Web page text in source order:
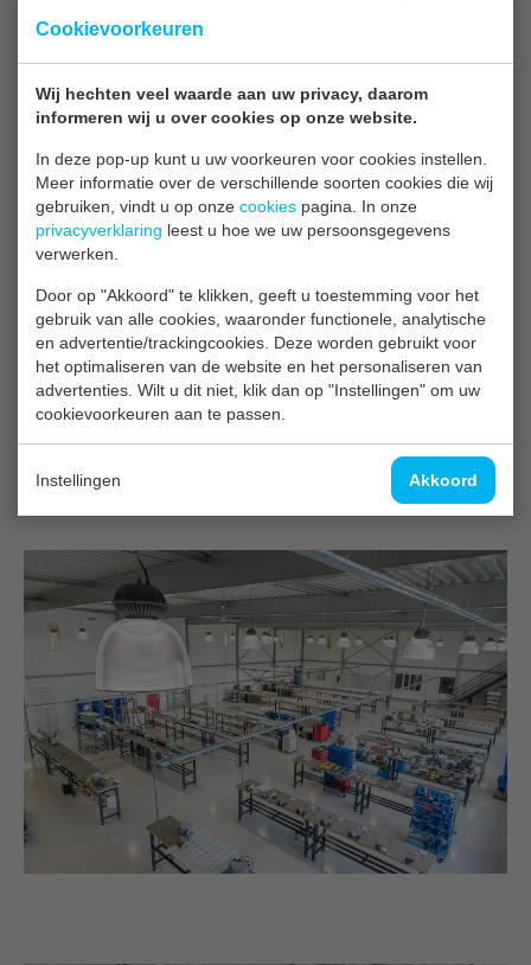
Cookievoorkeuren
Wij hechten veel waarde aan uw privacy, daarom
informeren wij u over cookies op onze website.
In deze pop-up kunt u uw voorkeuren voor cookies instellen.
Meer informatie over de verschillende soorten cookies die wij
gebruiken, vindt u op onze cookies pagina. In onze
privacyverklaring leest u hoe we uw persoonsgegevens
verwerken.
Door op "Akkoord" te klikken, geeft u toestemming voor het
gebruik van alle cookies, waaronder functionele, analytische
en advertentie/trackingcookies. Deze worden gebruikt voor
het optimaliseren van de website en het personaliseren van
advertenties. Wilt u dit niet, klik dan op "Instellingen" om uw
cookievoorkeuren aan te passen.
Instellingen Akkoord